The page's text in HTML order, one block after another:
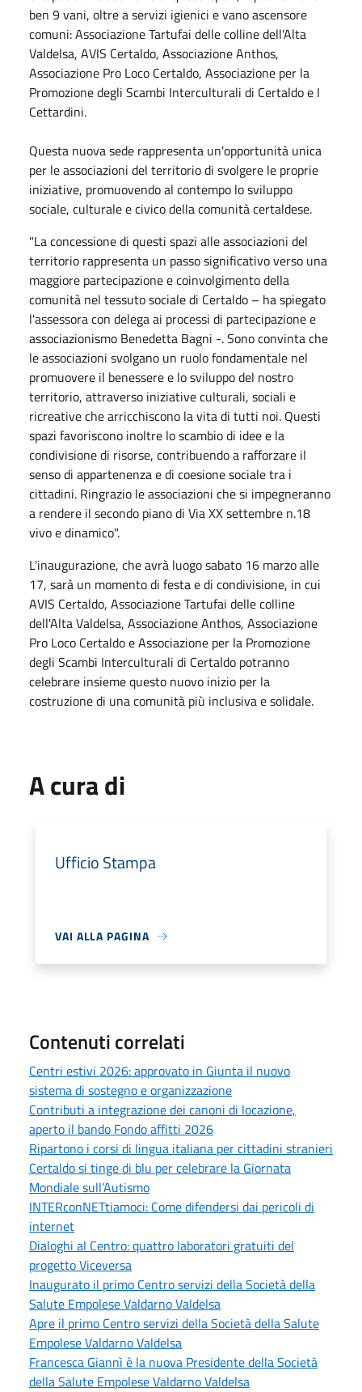
ben 9 vani, oltre a servizi igienici e vano ascensore
comuni: Associazione Tartufai delle colline dell'Alta
Valdelsa, AVIS Certaldo, Associazione Anthos,
Associazione Pro Loco Certaldo, Associazione per la
Promozione degli Scambi Interculturali di Certaldo e I
Cettardini.
Questa nuova sede rappresenta un'opportunità unica
per le associazioni del territorio di svolgere le proprie
iniziative, promuovendo al contempo lo sviluppo
sociale, culturale e civico della comunità certaldese.
"La concessione di questi spazi alle associazioni del
territorio rappresenta un passo significativo verso una
maggiore partecipazione e coinvolgimento della
comunità nel tessuto sociale di Certaldo – ha spiegato
l'assessora con delega ai processi di partecipazione e
associazionismo Benedetta Bagni -. Sono convinta che
le associazioni svolgano un ruolo fondamentale nel
promuovere il benessere e lo sviluppo del nostro
territorio, attraverso iniziative culturali, sociali e
ricreative che arricchiscono la vita di tutti noi. Questi
spazi favoriscono inoltre lo scambio di idee e la
condivisione di risorse, contribuendo a rafforzare il
senso di appartenenza e di coesione sociale tra i
cittadini. Ringrazio le associazioni che si impegneranno
a rendere il secondo piano di Via XX settembre n.18
vivo e dinamico".
L'inaugurazione, che avrà luogo sabato 16 marzo alle
17, sarà un momento di festa e di condivisione, in cui
AVIS Certaldo, Associazione Tartufai delle colline
dell'Alta Valdelsa, Associazione Anthos, Associazione
Pro Loco Certaldo e Associazione per la Promozione
degli Scambi Interculturali di Certaldo potranno
celebrare insieme questo nuovo inizio per la
costruzione di una comunità più inclusiva e solidale.
A cura di
Ufficio Stampa
VAI ALLA PAGINA
Contenuti correlati
Centri estivi 2026: approvato in Giunta il nuovo
sistema di sostegno e organizzazione
Contributi a integrazione dei canoni di locazione,
aperto il bando Fondo affitti 2026
Ripartono i corsi di lingua italiana per cittadini stranieri
Certaldo si tinge di blu per celebrare la Giornata
Mondiale sull’Autismo
INTERconNETtiamoci: Come difendersi dai pericoli di
internet
Dialoghi al Centro: quattro laboratori gratuiti del
progetto Viceversa
Inaugurato il primo Centro servizi della Società della
Salute Empolese Valdarno Valdelsa
Apre il primo Centro servizi della Società della Salute
Empolese Valdarno Valdelsa
Francesca Giannì è la nuova Presidente della Società
della Salute Empolese Valdarno Valdelsa